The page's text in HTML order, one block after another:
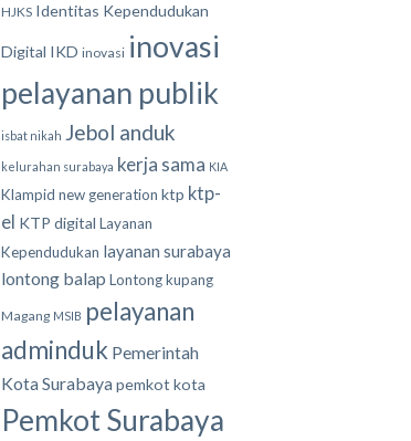
HJKS Identitas Kependudukan
Digital IKD inovasi inovasi
pelayanan publik
isbat nikah Jebol anduk
kelurahan surabaya kerja sama KIA
Klampid new generation ktp ktp-
el KTP digital Layanan
Kependudukan layanan surabaya
lontong balap Lontong kupang
Magang MSIB pelayanan
adminduk Pemerintah
Kota Surabaya pemkot kota
Pemkot Surabaya